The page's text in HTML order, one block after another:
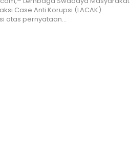
Case Anti Korupsi (LACAK)
atas pernyataan…